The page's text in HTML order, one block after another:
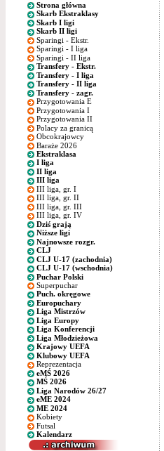
Strona główna
Skarb Ekstraklasy
Skarb I ligi
Skarb II ligi
Sparingi - Ekstr.
Sparingi - I liga
Sparingi - II liga
Transfery - Ekstr.
Transfery - I liga
Transfery - II liga
Transfery - zagr.
Przygotowania E
Przygotowania I
Przygotowania II
Polacy za granicą
Obcokrajowcy
Baraże 2026
Ekstraklasa
I liga
II liga
III liga
III liga, gr. I
III liga, gr. II
III liga, gr. III
III liga, gr. IV
Dziś grają
Niższe ligi
Najnowsze rozgr.
CLJ
CLJ U-17 (zachodnia)
CLJ U-17 (wschodnia)
Puchar Polski
Superpuchar
Puch. okręgowe
Europuchary
Liga Mistrzów
Liga Europy
Liga Konferencji
Liga Młodzieżowa
Krajowy UEFA
Klubowy UEFA
Reprezentacja
eMŚ 2026
MŚ 2026
Liga Narodów 26/27
eME 2024
ME 2024
Kobiety
Futsal
Kalendarz